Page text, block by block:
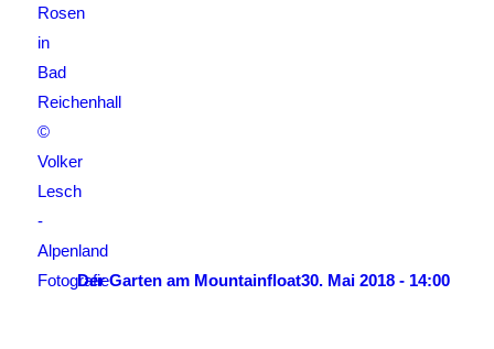
Der Garten am Mountainfloat30. Mai 2018 - 14:00